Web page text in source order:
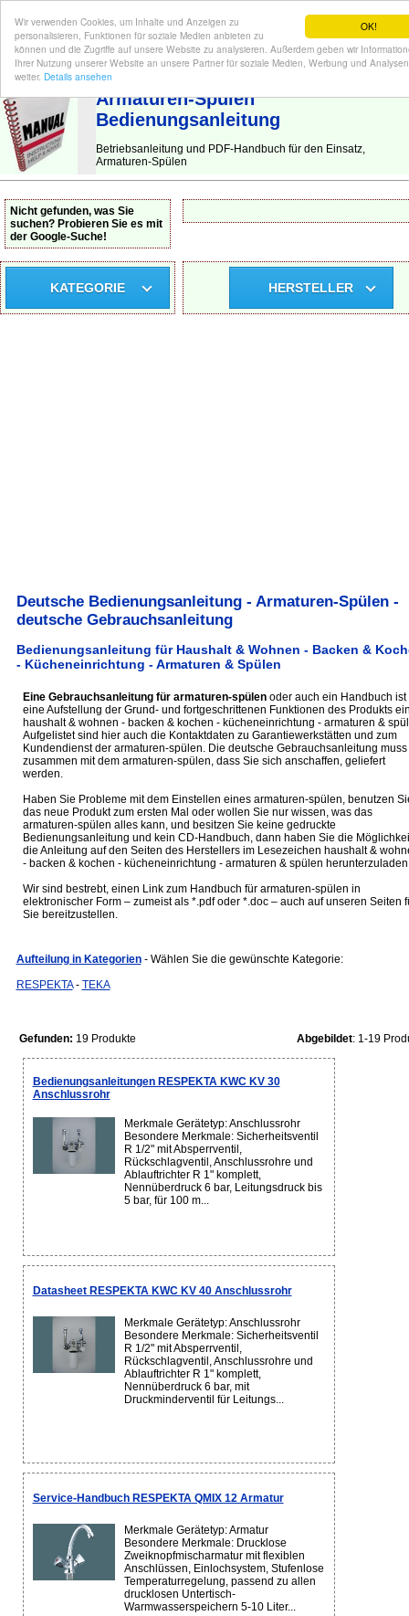
OK!
Wir verwenden Cookies, um Inhalte und Anzeigen zu
personalisieren, Funktionen für soziale Medien anbieten zu
können und die Zugriffe auf unsere Website zu analysieren. Außerdem geben wir
Ihrer Nutzung unserer Website an unsere Partner für soziale Medien, Werbung und Analysen
weiter. Details ansehen
BEDIENUNGSANLEITUNG | Hier finden Sie die deutsche Anleitung!
Armaturen-Spülen
Bedienungsanleitung
Betriebsanleitung und PDF-Handbuch für den Einsatz,
Armaturen-Spülen
Nicht gefunden, was Sie
suchen? Probieren Sie es mit
der Google-Suche!
KATEGORIE HERSTELLER
Deutsche Bedienungsanleitung - Armaturen-Spülen -
deutsche Gebrauchsanleitung
Bedienungsanleitung für Haushalt & Wohnen - Backen &
- Kücheneinrichtung - Armaturen & Spülen
Eine Gebrauchsanleitung für armaturen-spülenoder auch ein Handbuch ist
eine Aufstellung der Grund- und fortgeschrittenen Funktionen des Produkts
haushalt & wohnen - backen & kochen - kücheneinrichtung - armaturen &
Aufgelistet sind hier auch die Kontaktdaten zu Garantiewerkstätten und zum
Kundendienst der armaturen-spülen. Die deutsche Gebrauchsanleitung muss
zusammen mit dem armaturen-spülen, dass Sie sich anschaffen, geliefert
werden.
Haben Sie Probleme mit dem Einstellen eines armaturen-spülen, benutzen
das neue Produkt zum ersten Mal oder wollen Sie nur wissen, was das
armaturen-spülen alles kann, und besitzen Sie keine gedruckte
Bedienungsanleitung und kein CD-Handbuch, dann haben Sie die
die Anleitung auf den Seiten des Herstellers im Lesezeichen haushalt &
- backen & kochen - kücheneinrichtung - armaturen & spülen
Wir sind bestrebt, einen Link zum Handbuch für armaturen-spülen in
elektronischer Form – zumeist als *.pdf oder *.doc – auch auf unseren Seiten
Sie bereitzustellen.
Aufteilung in Kategorien - Wählen Sie die gewünschte Kategorie:
RESPEKTA- TEKA
Gefunden: 19 Produkte Abgebildet: 1-19
Bedienungsanleitungen RESPEKTA KWC KV 30
Anschlussrohr
Merkmale Gerätetyp: Anschlussrohr
Besondere Merkmale: Sicherheitsventil
R 1/2" mit Absperrventil,
Rückschlagventil, Anschlussrohre und
Ablauftrichter R 1" komplett,
Nennüberdruck 6 bar, Leitungsdruck bis
5 bar, für 100 m...
Datasheet RESPEKTA KWC KV 40 Anschlussrohr
Merkmale Gerätetyp: Anschlussrohr
Besondere Merkmale: Sicherheitsventil
R 1/2" mit Absperrventil,
Rückschlagventil, Anschlussrohre und
Ablauftrichter R 1" komplett,
Nennüberdruck 6 bar, mit
Druckminderventil für Leitungs...
Service-Handbuch RESPEKTA QMIX 12 Armatur
Merkmale Gerätetyp: Armatur
Besondere Merkmale: Drucklose
Zweiknopfmischarmatur mit flexiblen
Anschlüssen, Einlochsystem, Stufenlose
Temperaturregelung, passend zu allen
drucklosen Untertisch-
Warmwasserspeichern 5-10 Liter...